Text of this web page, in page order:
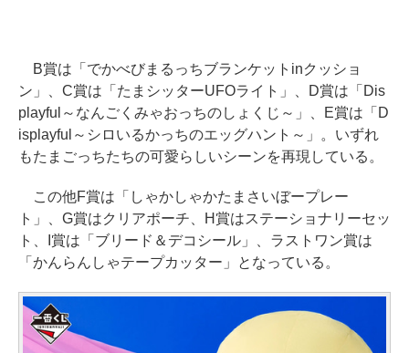
B賞は「でかべびまるっちブランケットinクッショ
ン」、C賞は「たまシッターUFOライト」、D賞は「Dis
playful～なんごくみゃおっちのしょくじ～」、E賞は「D
isplayful～シロいるかっちのエッグハント～」。いずれ
もたまごっちたちの可愛らしいシーンを再現している。
この他F賞は「しゃかしゃかたまさいぼープレー
ト」、G賞はクリアポーチ、H賞はステーショナリーセッ
ト、I賞は「ブリード＆デコシール」、ラストワン賞は
「かんらんしゃテープカッター」となっている。